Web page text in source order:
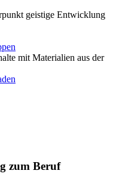
geistige Entwicklung
mit Materialien aus der
zum Beruf